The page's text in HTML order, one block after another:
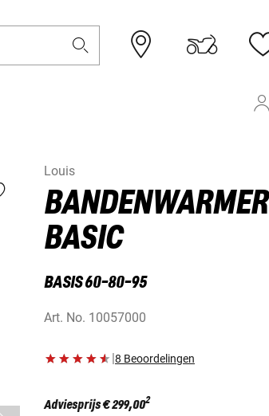
Louis
BANDENWARMER
BASIC
BASIS 60-80-95
Art. No. 10057000
|8 Beoordelingen
Adviesprijs€ 299,002